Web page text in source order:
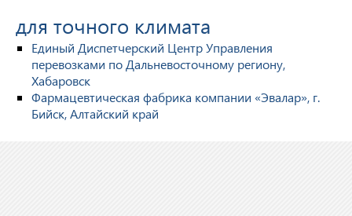
для точного климата
Единый Диспетчерский Центр Управления
перевозками по Дальневосточному региону,
Хабаровск
Фармацевтическая фабрика компании «Эвалар», г.
Бийск, Алтайский край